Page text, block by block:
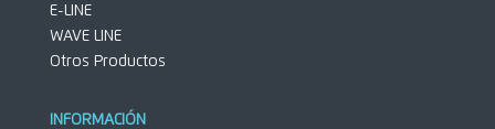
E-LINE
WAVE LINE
Otros Productos
INFORMACIÓN